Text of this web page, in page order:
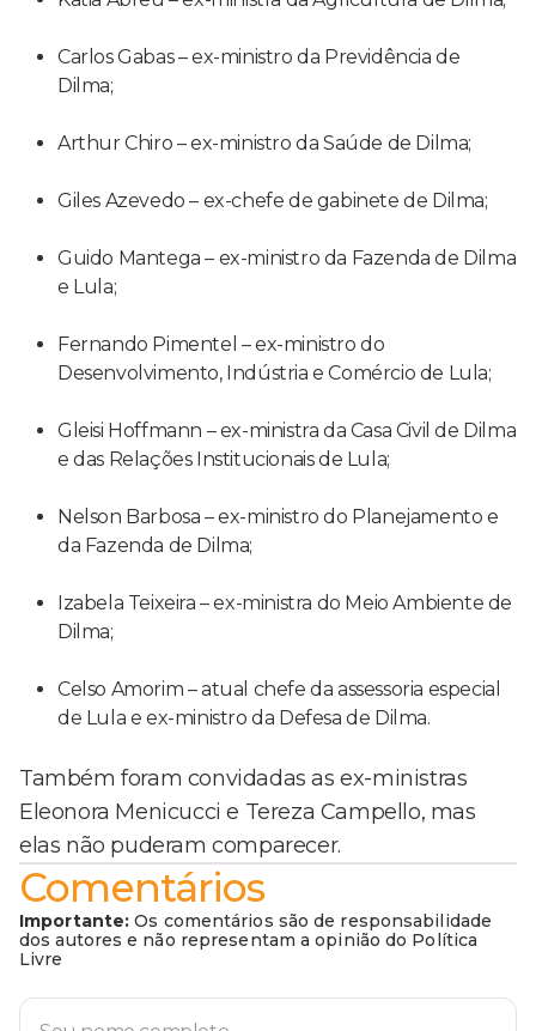
Carlos Gabas – ex-ministro da Previdência de
Dilma;
Arthur Chiro – ex-ministro da Saúde de Dilma;
Giles Azevedo – ex-chefe de gabinete de Dilma;
Guido Mantega – ex-ministro da Fazenda de Dilma
e Lula;
Fernando Pimentel – ex-ministro do
Desenvolvimento, Indústria e Comércio de Lula;
Gleisi Hoffmann – ex-ministra da Casa Civil de Dilma
e das Relações Institucionais de Lula;
Nelson Barbosa – ex-ministro do Planejamento e
da Fazenda de Dilma;
Izabela Teixeira – ex-ministra do Meio Ambiente de
Dilma;
Celso Amorim – atual chefe da assessoria especial
de Lula e ex-ministro da Defesa de Dilma.
Também foram convidadas as ex-ministras
Eleonora Menicucci e Tereza Campello, mas
elas não puderam comparecer.
Comentários
Importante: Os comentários são de responsabilidade
dos autores e não representam a opinião do Política
Livre